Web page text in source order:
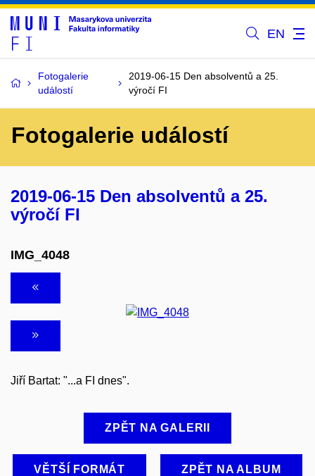
EN
Fotogalerie
událostí
2019-06-15 Den absolventů a 25.
výročí FI
Fotogalerie událostí
2019-06-15 Den absolventů a 25.
výročí FI
IMG_4048
Jiří Bartat: "...a FI dnes".
ZPĚT NA GALERII
VĚTŠÍ FORMÁT ZPĚT NA ALBUM